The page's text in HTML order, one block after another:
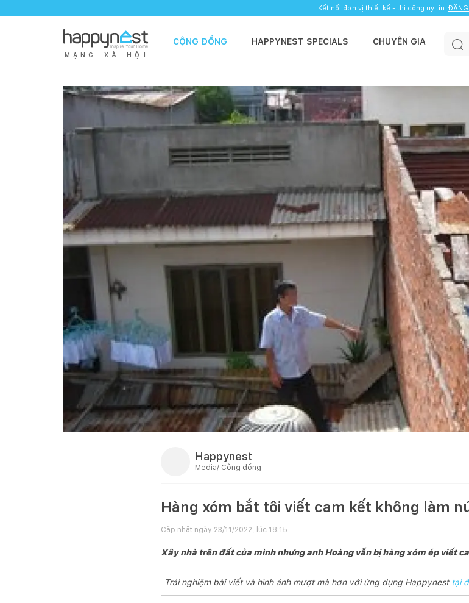
Kết nối đơn vị thiết kế - thi công uy tín. ĐĂNG
M Ạ N G X Ã H Ộ I
CỘNG ĐỒNG HAPPYNEST SPECIALS CHUYÊN GIA
Happynest
Media/ Cộng đồng
Hàng xóm bắt tôi viết cam kết không làm
Cập nhật ngày 23/11/2022, lúc 18:15
Xây nhà trên đất của mình nhưng anh Hoàng vẫn bị hàng xóm ép viết
Trải nghiệm bài viết và hình ảnh mượt mà hơn với ứng dụng Happynest tại